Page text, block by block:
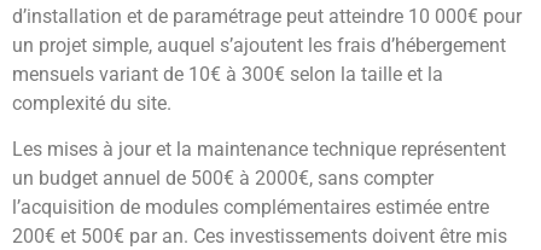
d’installation et de paramétrage peut atteindre 10 000€ pour
un projet simple, auquel s’ajoutent les frais d’hébergement
mensuels variant de 10€ à 300€ selon la taille et la
complexité du site.
Les mises à jour et la maintenance technique représentent
un budget annuel de 500€ à 2000€, sans compter
l’acquisition de modules complémentaires estimée entre
200€ et 500€ par an. Ces investissements doivent être mis